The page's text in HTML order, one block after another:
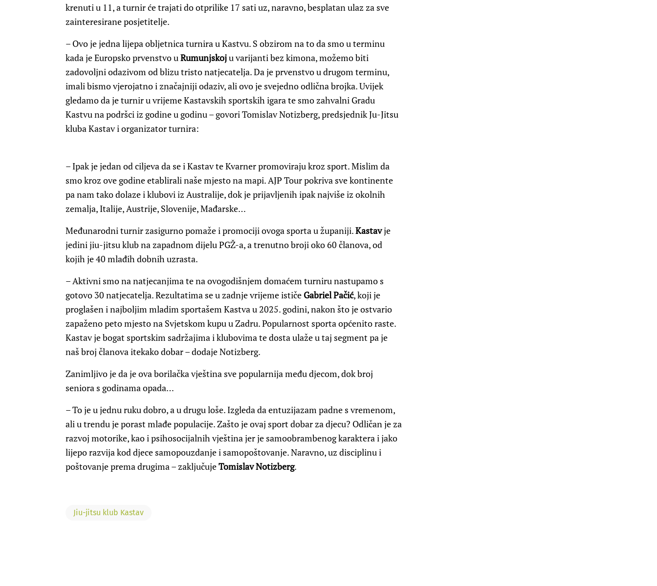
krenuti u 11, a turnir će trajati do otprilike 17 sati uz, naravno, besplatan ulaz za sve
zainteresirane posjetitelje.
– Ovo je jedna lijepa obljetnica turnira u Kastvu. S obzirom na to da smo u terminu
kada je Europsko prvenstvo uRumunjskoju varijanti bez kimona, možemo biti
zadovoljni odazivom od blizu tristo natjecatelja. Da je prvenstvo u drugom terminu,
imali bismo vjerojatno i značajniji odaziv, ali ovo je svejedno odlična brojka. Uvijek
gledamo da je turnir u vrijeme Kastavskih sportskih igara te smo zahvalni Gradu
Kastvu na podršci iz godine u godinu – govori Tomislav Notizberg, predsjednik Ju-Jitsu
kluba Kastav i organizator turnira:
– Ipak je jedan od ciljeva da se i Kastav te Kvarner promoviraju kroz sport. Mislim da
smo kroz ove godine etablirali naše mjesto na mapi. AJP Tour pokriva sve kontinente
pa nam tako dolaze i klubovi iz Australije, dok je prijavljenih ipak najviše iz okolnih
zemalja, Italije, Austrije, Slovenije, Mađarske…
Međunarodni turnir zasigurno pomaže i promociji ovoga sporta u županiji.Kastavje
jedini jiu-jitsu klub na zapadnom dijelu PGŽ-a, a trenutno broji oko 60 članova, od
kojih je 40 mlađih dobnih uzrasta.
– Aktivni smo na natjecanjima te na ovogodišnjem domaćem turniru nastupamo s
gotovo 30 natjecatelja. Rezultatima se u zadnje vrijeme ističe Gabriel Pačić, koji je
proglašen i najboljim mladim sportašem Kastva u 2025. godini, nakon što je ostvario
zapaženo peto mjesto na Svjetskom kupu u Zadru. Popularnost sporta općenito raste.
Kastav je bogat sportskim sadržajima i klubovima te dosta ulaže u taj segment pa je
naš broj članova itekako dobar – dodaje Notizberg.
Zanimljivo je da je ova borilačka vještina sve popularnija među djecom, dok broj
seniora s godinama opada…
– To je u jednu ruku dobro, a u drugu loše. Izgleda da entuzijazam padne s vremenom,
ali u trendu je porast mlađe populacije. Zašto je ovaj sport dobar za djecu? Odličan je za
razvoj motorike, kao i psihosocijalnih vještina jer je samoobrambenog karaktera i jako
lijepo razvija kod djece samopouzdanje i samopoštovanje. Naravno, uz disciplinu i
poštovanje prema drugima – zaključujeTomislav Notizberg.
Jiu-jitsu klub Kastav